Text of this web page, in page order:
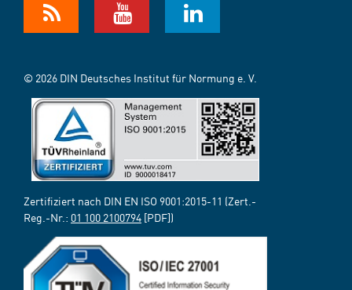
© 2026 DIN Deutsches Institut für Normung e. V.
Zertifiziert nach DIN EN ISO 9001:2015-11 (Zert.-
Reg.-Nr.: 01 100 2100794 [PDF])